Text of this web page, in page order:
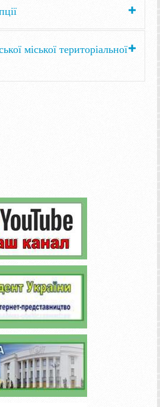
міської територіальної